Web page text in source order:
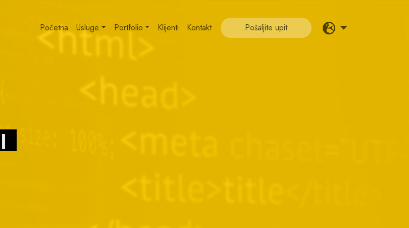
Početna
Usluge Portfolio Klijenti Kontakt Pošaljite upit
|